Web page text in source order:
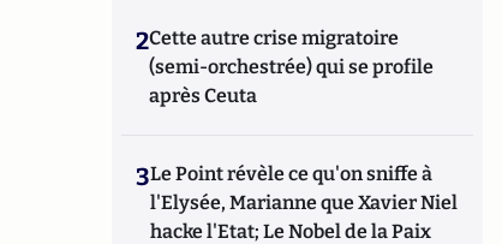
2Cette autre crise migratoire
(semi-orchestrée) qui se profile
après Ceuta
3Le Point révèle ce qu'on sniffe à
l'Elysée, Marianne que Xavier Niel
hacke l'Etat; Le Nobel de la Paix